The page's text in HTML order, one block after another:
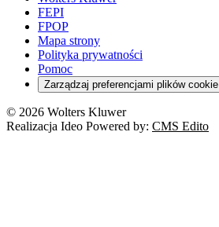
ESG
Kredyty
Cło
Deregulacja
Cyberbezpieczeństwo
Franczyza
Prawo autorskie
Pacjent
Szkoła i uczeń
Turystyka
Orzeczenia
RODO
FEPI
FPOP
Mapa strony
Polityka prywatności
Pomoc
Zarządzaj preferencjami plików cookie
© 2026 Wolters Kluwer
Realizacja Ideo Powered by: CMS Edito